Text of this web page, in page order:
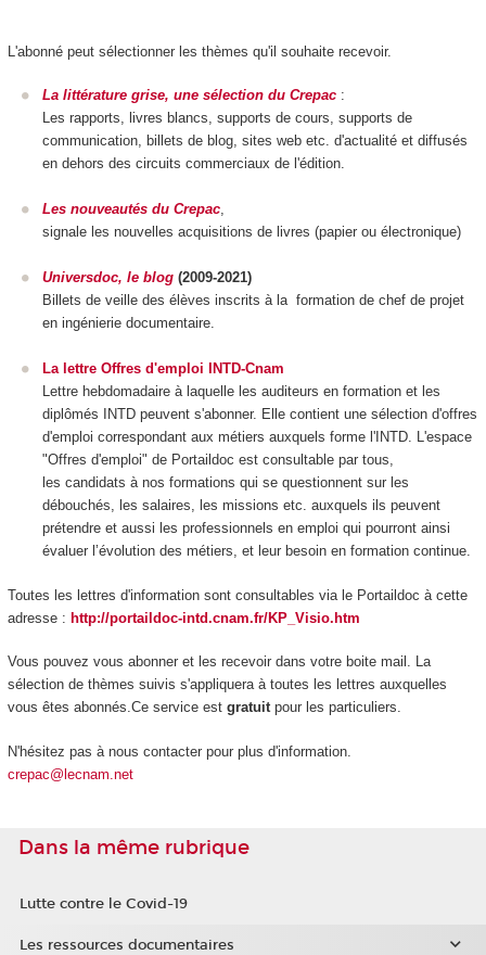
L'abonné peut sélectionner les thèmes qu'il souhaite recevoir.
La littérature grise, une sélection du Crepac :
Les rapports, livres blancs, supports de cours, supports de
communication, billets de blog, sites web etc. d'actualité et diffusés
en dehors des circuits commerciaux de l'édition.
Les nouveautés du Crepac,
signale les nouvelles acquisitions de livres (papier ou électronique)
Universdoc, le blog (2009-2021)
Billets de veille des élèves inscrits à la formation de chef de projet
en ingénierie documentaire.
La lettre Offres d'emploi INTD-Cnam
Lettre hebdomadaire à laquelle les auditeurs en formation et les
diplômés INTD peuvent s'abonner. Elle contient une sélection d'offres
d'emploi correspondant aux métiers auxquels forme l'INTD. L'espace
"Offres d'emploi" de Portaildoc est consultable par tous,
les candidats à nos formations qui se questionnent sur les
débouchés, les salaires, les missions etc. auxquels ils peuvent
prétendre et aussi les professionnels en emploi qui pourront ainsi
évaluer l’évolution des métiers, et leur besoin en formation continue.
Toutes les lettres d'information sont consultables via le Portaildoc à cette
adresse : http://portaildoc-intd.cnam.fr/KP_Visio.htm
Vous pouvez vous abonner et les recevoir dans votre boite mail. La
sélection de thèmes suivis s'appliquera à toutes les lettres auxquelles
vous êtes abonnés.Ce service est gratuitpour les particuliers.
N'hésitez pas à nous contacter pour plus d'information.
crepac@lecnam.net
Dans la même rubrique
Lutte contre le Covid-19
Les ressources documentaires